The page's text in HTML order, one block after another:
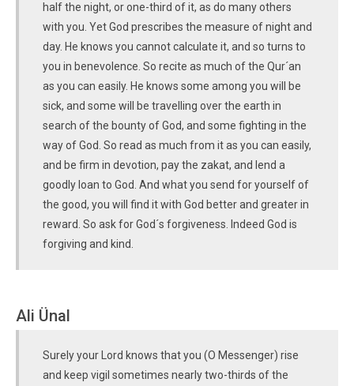
half the night, or one-third of it, as do many others
with you. Yet God prescribes the measure of night and
day. He knows you cannot calculate it, and so turns to
you in benevolence. So recite as much of the Qur´an
as you can easily. He knows some among you will be
sick, and some will be travelling over the earth in
search of the bounty of God, and some fighting in the
way of God. So read as much from it as you can easily,
and be firm in devotion, pay the zakat, and lend a
goodly loan to God. And what you send for yourself of
the good, you will find it with God better and greater in
reward. So ask for God´s forgiveness. Indeed God is
forgiving and kind.
Ali Ünal
Surely your Lord knows that you (O Messenger) rise
and keep vigil sometimes nearly two-thirds of the